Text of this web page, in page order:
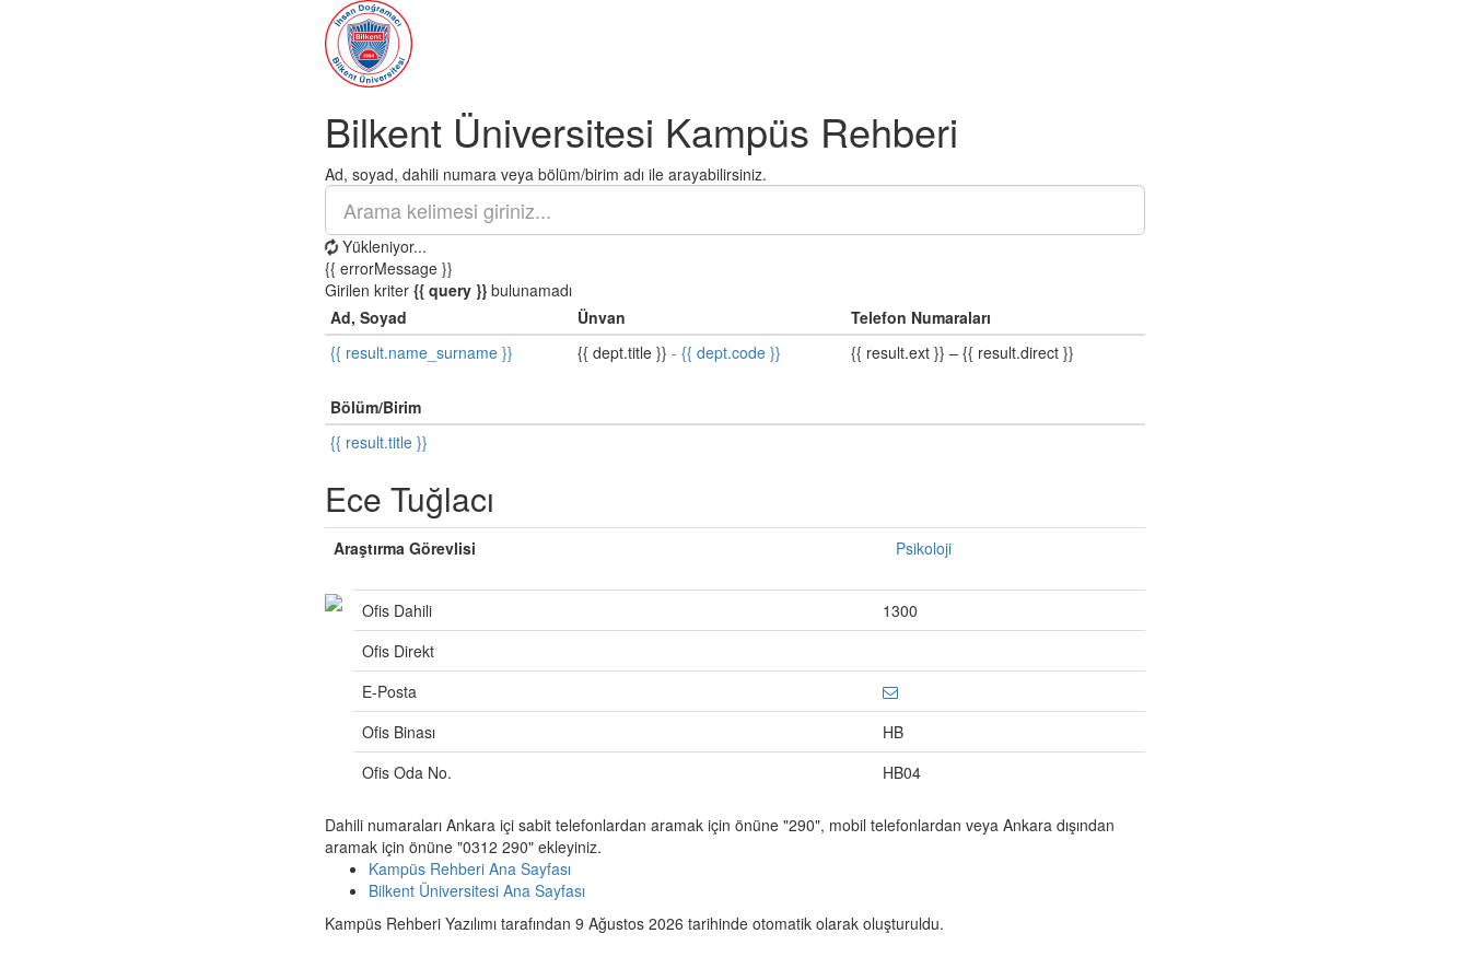
Bilkent Üniversitesi Kampüs Rehberi
Ad, soyad, dahili numara veya bölüm/birim adı ile arayabilirsiniz.
Yükleniyor...
{{ errorMessage }}
Girilen kriter {{ query }} bulunamadı
Ad, Soyad
Ünvan
Telefon Numaraları
{{ result.name_surname }}
{{ dept.title }} - {{ dept.code }} {{ result.ext }} – {{ result.direct }}
Bölüm/Birim
{{ result.title }}
Ece Tuğlacı
Araştırma Görevlisi Psikoloji
Ofis Dahili
1300
Ofis Direkt
E-Posta
Ofis Binası
HB
Ofis Oda No.
HB04
Dahili numaraları Ankara içi sabit telefonlardan aramak için önüne "290", mobil telefonlardan veya Ankara dışından
aramak için önüne "0312 290" ekleyiniz.
Kampüs Rehberi Ana Sayfası
Bilkent Üniversitesi Ana Sayfası
Kampüs Rehberi Yazılımı tarafından 9 Ağustos 2026 tarihinde otomatik olarak oluşturuldu.